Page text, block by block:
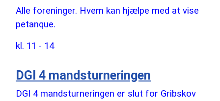
Alle foreninger. Hvem kan hjælpe med at vise
petanque.
kl. 11 - 14
DGI 4 mandsturneringen
DGI 4 mandsturneringen er slut for Gribskov